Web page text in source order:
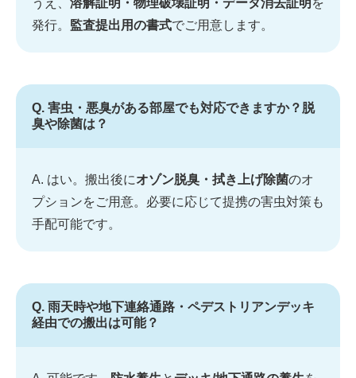
うえ、 溶解証明・物理破壊証明・データ消去証明 を
発行。 監査提出用の書式でご用意します。
Q. 害虫・悪臭がある部屋でも対応できますか？脱
臭や除菌は？
A. はい。搬出後にオゾン脱臭・拭き上げ除菌のオ
プションをご用意。必要に応じて提携の害虫対策も
手配可能です。
Q. 雨天時や地下連絡通路・ペデストリアンデッキ
経由での搬出は可能？